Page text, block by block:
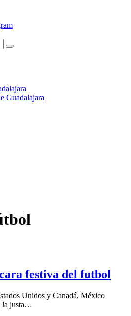
Guadalajara
festiva del futbol
Unidos y Canadá, México
la justa…